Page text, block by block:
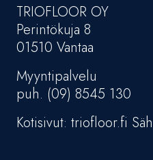
TRIOFLOOR OY
Perintökuja 8
01510 Vantaa
Myyntipalvelu
puh. (09) 8545 130
Kotisivut: triofloor.fi